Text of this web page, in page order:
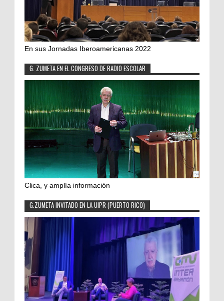
En sus Jornadas Iberoamericanas 2022
G. ZUMETA EN EL CONGRESO DE RADIO ESCOLAR
Clica, y amplía información
G.ZUMETA INVITADO EN LA UIPR (PUERTO RICO)